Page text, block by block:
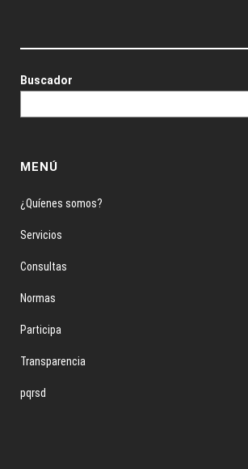
Buscador
MENÚ
¿Quíenes somos?
Servicios
Consultas
Normas
Participa
Transparencia
pqrsd